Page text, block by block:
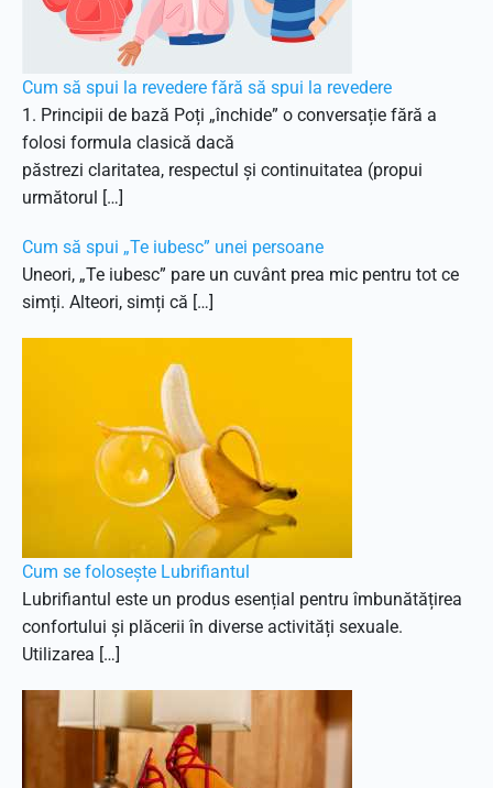
Cum să spui la revedere fără să spui la revedere
1. Principii de bază Poți „închide” o conversație fără a
folosi formula clasică dacă
păstrezi claritatea, respectul și continuitatea (propui
următorul […]
Cum să spui „Te iubesc” unei persoane
Uneori, „Te iubesc” pare un cuvânt prea mic pentru tot ce
simți. Alteori, simți că […]
Cum se folosește Lubrifiantul
Lubrifiantul este un produs esențial pentru îmbunătățirea
confortului și plăcerii în diverse activități sexuale.
Utilizarea […]